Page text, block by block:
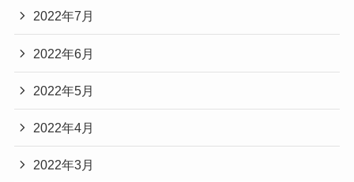
2022年7月
2022年6月
2022年5月
2022年4月
2022年3月